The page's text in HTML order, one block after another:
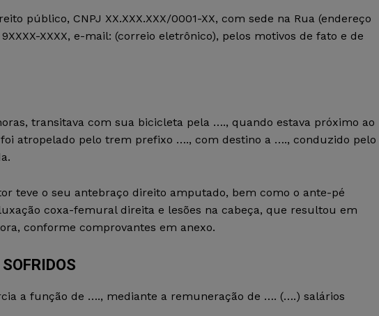
público, CNPJ XX.XXX.XXX/0001-XX, com sede na Rua (endereço
XXXX, e-mail: (correio eletrônico), pelos motivos de fato e de
transitava com sua bicicleta pela …., quando estava próximo ao
atropelado pelo trem prefixo …., com destino a …., conduzido pelo
teve o seu antebraço direito amputado, bem como o ante-pé
coxa-femural direita e lesões na cabeça, que resultou em
conforme comprovantes em anexo.
a função de …., mediante a remuneração de …. (….) salários